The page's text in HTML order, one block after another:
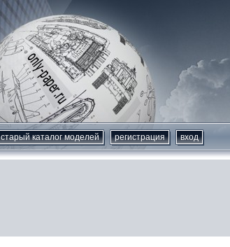
старый каталог моделей регистрация вход